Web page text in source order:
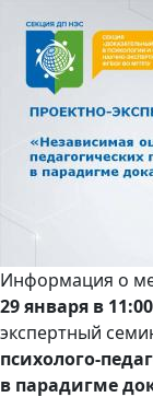
Информация о
29 января в 11:00
экспертный
психолого-
в парадигме